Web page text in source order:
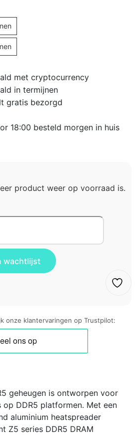
met cryptocurrency
in termijnen
gratis bezorgd
18:00 besteld morgen in huis
product weer op voorraad is.
onze klantervaringen op Trustpilot:
geheugen is ontworpen voor
DDR5 platformen. Met een
aluminium heatspreader
Z5 series DDR5 DRAM